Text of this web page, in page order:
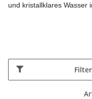
und kristallklares Wasser